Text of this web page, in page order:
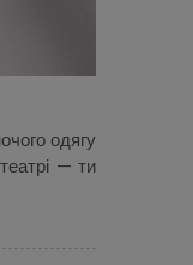
одягу
— ти